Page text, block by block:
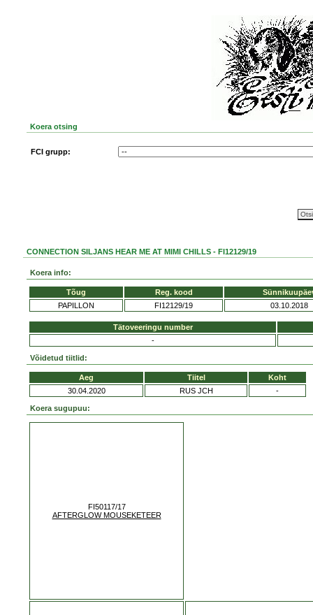
Koera otsing
FCI grupp:
CONNECTION SILJANS HEAR ME AT MIMI CHILLS - FI12129/19
Koera info:
Tõug Reg. kood
PAPILLON
FI12129/19 03.10.2018
Tätoveeringu number
-
Võidetud tiitlid:
Aeg Tiitel
Koht
30.04.2020
RUS JCH -
Koera sugupuu:
FI50117/17
AFTERGLOW MOUSEKETEER